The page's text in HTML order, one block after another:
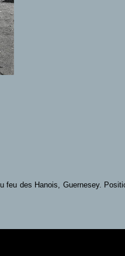
feu des Hanois, Guernesey.